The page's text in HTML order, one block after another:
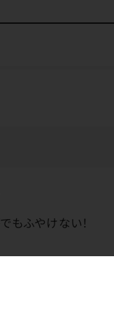
もふやけない！
」という検査を通